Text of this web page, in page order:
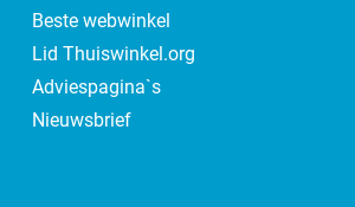
Beste webwinkel
Lid Thuiswinkel.org
Adviespagina`s
Nieuwsbrief